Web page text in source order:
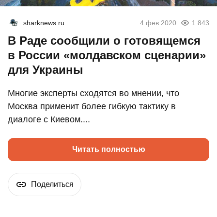
sharknews.ru 4 фев 2020 1 843
В Раде сообщили о готовящемся
в России «молдавском сценарии»
для Украины
Многие эксперты сходятся во мнении, что
Москва применит более гибкую тактику в
диалоге с Киевом....
Читать полностью
Поделиться